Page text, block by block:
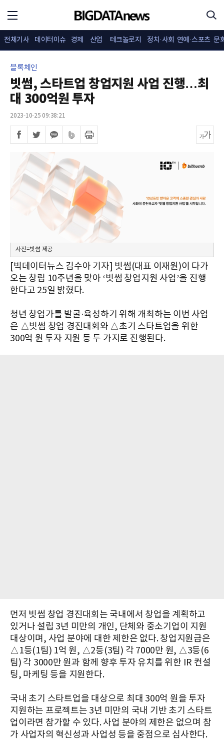
전체기사 데이터이슈 경제 산업 테크놀로지 정치·사회 연예·스포츠 문
블록체인
빗썸, 스타트업 창업지원 사업 진행…최
대 300억원 투자
2023-10-25 09:38:21
사진=빗썸 제공
[빅데이터뉴스 김수아 기자] 빗썸(대표 이재원)이 다가
오는 창립 10주년을 맞아 ‘빗썸 창업지원 사업’을 진행
한다고 25일 밝혔다.
청년 창업가를 발굴·육성하기 위해 개최하는 이번 사업
은 △빗썸 창업 경진대회와 △초기 스타트업을 위한
300억 원 투자 지원 등 두 가지로 진행된다.
먼저 빗썸 창업 경진대회는 국내에서 창업을 계획하고
있거나 설립 3년 미만의 개인, 단체와 중소기업이 지원
대상이며, 사업 분야에 대한 제한은 없다. 창업지원금은
△1등(1팀) 1억 원, △2등(3팀) 각 7000만 원, △3등(6
팀) 각 3000만 원과 함께 향후 투자 유치를 위한 IR 컨설
팅, 마케팅 등을 지원한다.
국내 초기 스타트업을 대상으로 최대 300억 원을 투자
지원하는 프로젝트는 3년 미만의 국내 기반 초기 스타트
업이라면 참가할 수 있다. 사업 분야의 제한은 없으며 참
가 사업자의 혁신성과 사업성 등을 중점으로 심사한다.